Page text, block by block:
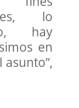
lo
hay
en